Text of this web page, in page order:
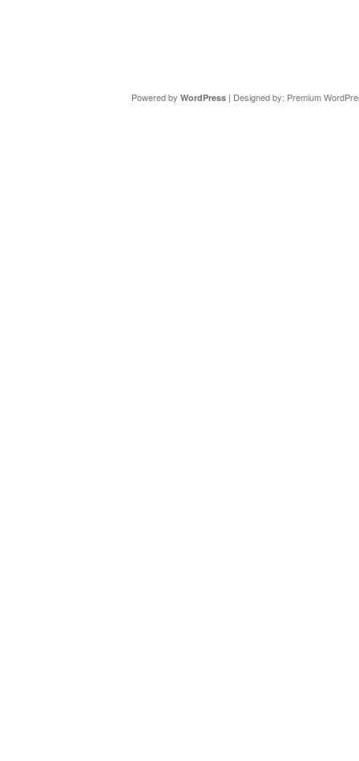
Powered by WordPress| Designed by: Premium